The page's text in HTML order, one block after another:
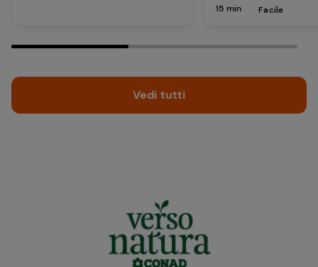
15 min Facile
Vedi tutti